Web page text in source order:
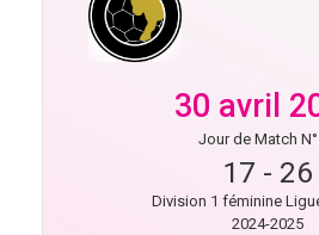
30 avril
Jour de Match
17 - 26
Division 1 féminine
2024-2025